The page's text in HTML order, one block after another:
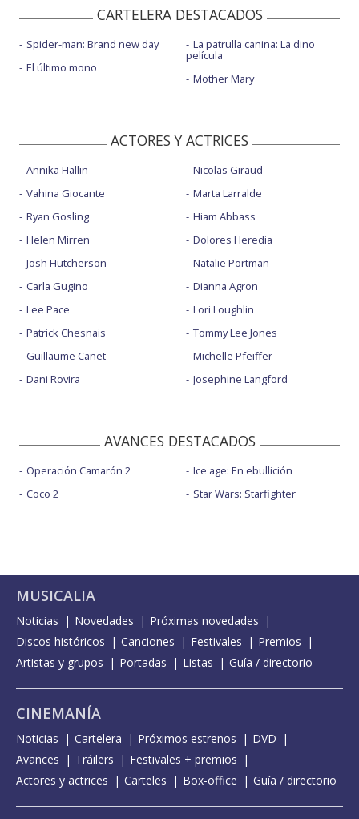
CARTELERA DESTACADOS
Spider-man: Brand new day
El último mono
La patrulla canina: La dino
película
Mother Mary
ACTORES Y ACTRICES
Annika Hallin
Vahina Giocante
Ryan Gosling
Helen Mirren
Josh Hutcherson
Carla Gugino
Lee Pace
Patrick Chesnais
Guillaume Canet
Dani Rovira
Nicolas Giraud
Marta Larralde
Hiam Abbass
Dolores Heredia
Natalie Portman
Dianna Agron
Lori Loughlin
Tommy Lee Jones
Michelle Pfeiffer
Josephine Langford
AVANCES DESTACADOS
Operación Camarón 2
Coco 2
Ice age: En ebullición
Star Wars: Starfighter
MUSICALIA
Noticias Novedades
Próximas novedades
Discos históricos
Canciones Festivales
Premios
Artistas y grupos
Portadas Listas Guía / directorio
CINEMANÍA
Noticias Cartelera Próximos estrenos
DVD
Avances
Tráilers
Festivales + premios
Actores y actrices
Carteles Box-office Guía / directorio